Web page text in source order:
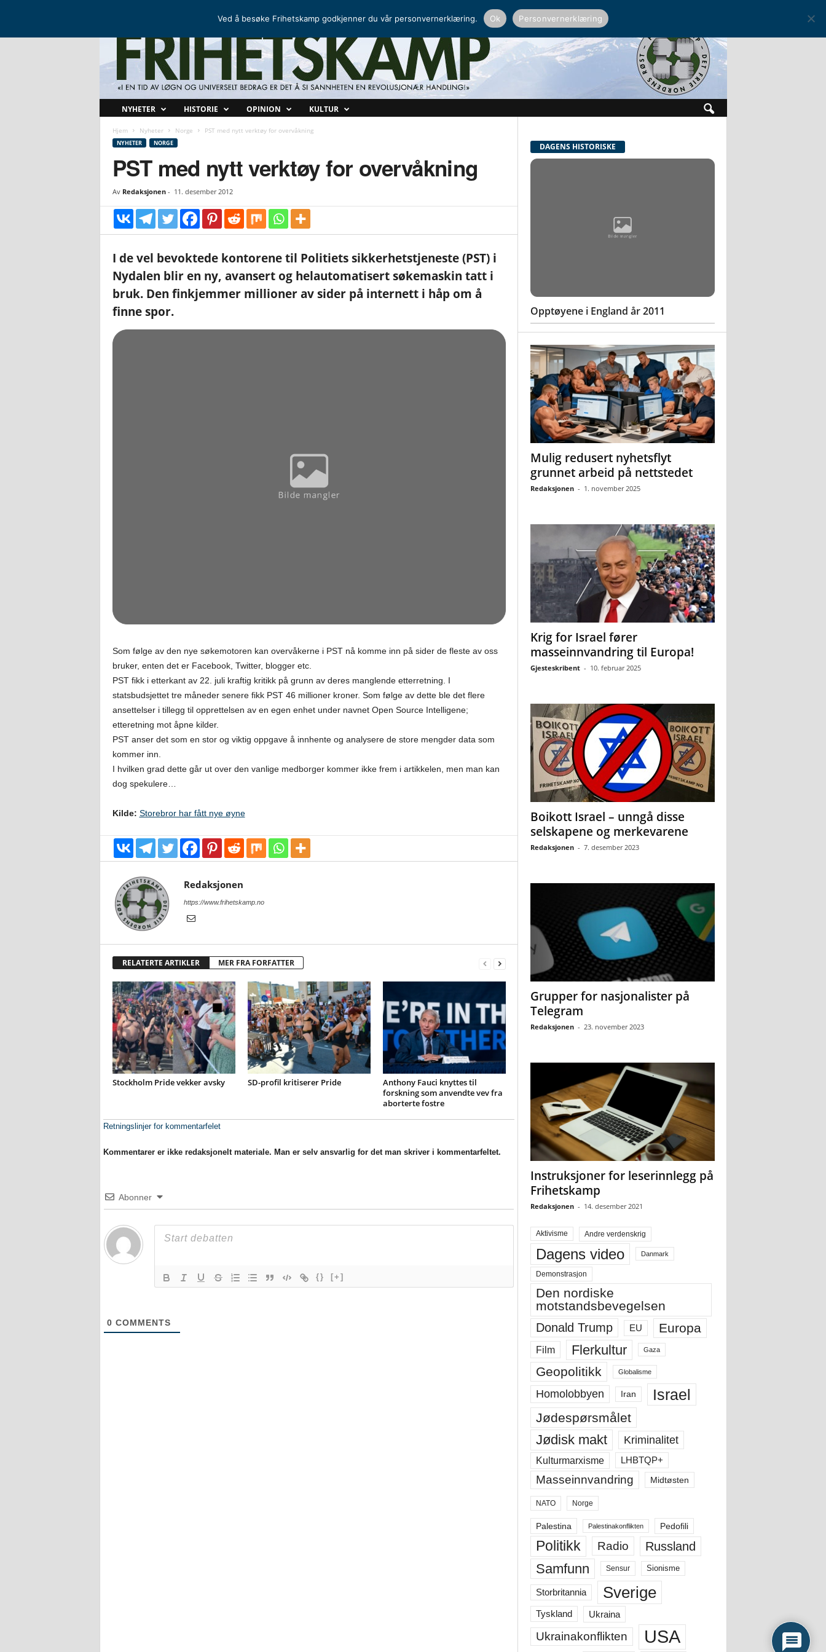
r
a
p
NYHETER HISTORIE OPINION KULTUR
Hjem Nyheter Norge PST med nytt verktøy for overvåkning
NYHETER NORGE
PST med nytt verktøy for overvåkning
Av Redaksjonen- 11. desember 2012
I de vel bevoktede kontorene til Politiets sikkerhetstjeneste (PST) i
Nydalen blir en ny, avansert og helautomatisert søkemaskin tatt i
bruk. Den finkjemmer millioner av sider på internett i håp om å
finne spor.
Som følge av den nye søkemotoren kan overvåkerne i PST nå komme inn på sider de fleste av oss
bruker, enten det er Facebook, Twitter, blogger etc.
PST fikk i etterkant av 22. juli kraftig kritikk på grunn av deres manglende etterretning. I
statsbudsjettet tre måneder senere fikk PST 46 millioner kroner. Som følge av dette ble det flere
ansettelser i tillegg til opprettelsen av en egen enhet under navnet Open Source Intelligene;
etteretning mot åpne kilder.
PST anser det som en stor og viktig oppgave å innhente og analysere de store mengder data som
kommer inn.
I hvilken grad dette går ut over den vanlige medborger kommer ikke frem i artikkelen, men man kan
dog spekulere…
Kilde: Storebror har fått nye øyne
Redaksjonen
https://www.frihetskamp.no
RELATERTE ARTIKLER MER FRA FORFATTER
Stockholm Pride vekker avsky SD-profil kritiserer Pride
Anthony Fauci knyttes til
forskning som anvendte vev fra
aborterte fostre
Retningslinjer for kommentarfelet
Kommentarer er ikke redaksjonelt materiale. Man er selv ansvarlig for det man skriver i kommentarfeltet.
Abonner
{} [+]
0 COMMENTS
DAGENS HISTORISKE
Opptøyene i England år 2011
Mulig redusert nyhetsflyt
grunnet arbeid på nettstedet
Redaksjonen - 1. november 2025
Krig for Israel fører
masseinnvandring til Europa!
Gjesteskribent - 10. februar 2025
Boikott Israel – unngå disse
selskapene og merkevarene
Redaksjonen - 7. desember 2023
Grupper for nasjonalister på
Telegram
Redaksjonen - 23. november 2023
Instruksjoner for leserinnlegg på
Frihetskamp
Redaksjonen - 14. desember 2021
Aktivisme Andre verdenskrig
Dagens video Danmark
Demonstrasjon
Den nordiske
motstandsbevegelsen
Donald Trump EU Europa
Film Flerkultur Gaza
Geopolitikk Globalisme
Homolobbyen Iran Israel
Jødespørsmålet
Jødisk makt Kriminalitet
Kulturmarxisme LHBTQP+
Masseinnvandring Midtøsten
NATO Norge
Palestina Palestinakonflikten Pedofili
Politikk Radio Russland
Samfunn Sensur Sionisme
Storbritannia Sverige
Tyskland Ukraina
Ukrainakonflikten USA
Ved å besøke Frihetskamp godkjenner du vår personvernerklæring. Ok Personvernerklæring